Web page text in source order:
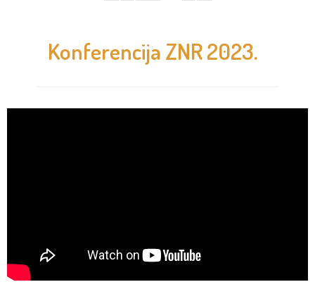
Konferencija ZNR 2023.